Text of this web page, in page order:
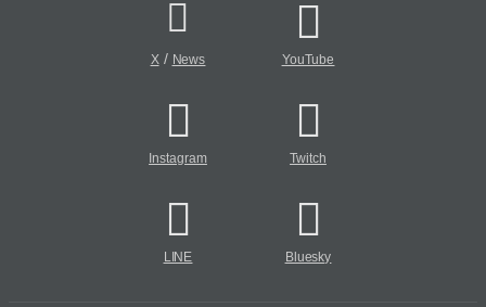
X/ News YouTube
Instagram Twitch
LINE Bluesky